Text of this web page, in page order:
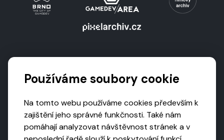
Používáme soubory cookie
Na tomto webu používáme cookies především k
zajištění jeho správné funkčnosti. Také nám
pomáhají analyzovat návštěvnost stránek a v